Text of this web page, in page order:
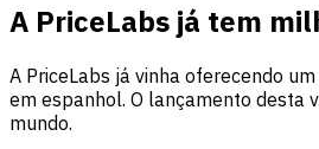
A PriceLabs já tem
A PriceLabs já vinha oferecendo
em espanhol. O lançamento desta
mundo.